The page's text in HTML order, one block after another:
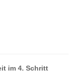
im 4. Schritt